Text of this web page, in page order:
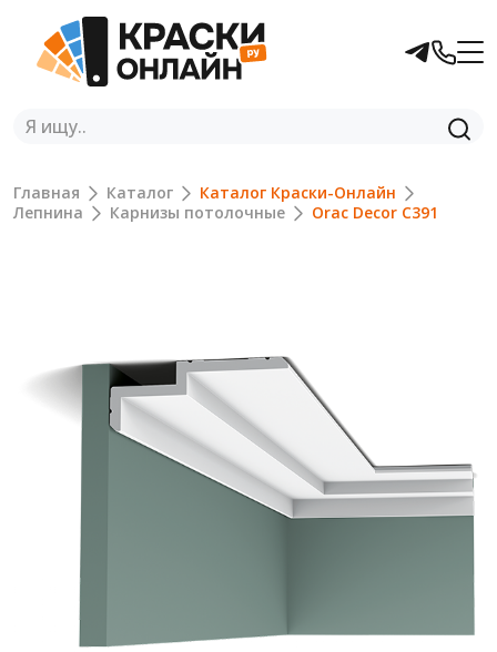
Главная Каталог
Каталог Краски-Онлайн
Лепнина
Карнизы потолочные Orac Decor C391